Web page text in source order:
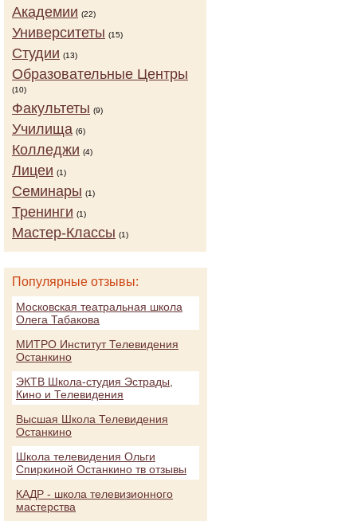
Академии (22)
Университеты (15)
Студии (13)
Образовательные Центры
(10)
Факультеты (9)
Училища (6)
Колледжи (4)
Лицеи (1)
Семинары (1)
Тренинги (1)
Мастер-Классы (1)
Популярные отзывы:
Московская театральная школа
Олега Табакова
МИТРО Институт Телевидения
Останкино
ЭКТВ Школа-студия Эстрады,
Кино и Телевидения
Высшая Школа Телевидения
Останкино
Школа телевидения Ольги
Спиркиной Останкино тв отзывы
КАДР - школа телевизионного
мастерства